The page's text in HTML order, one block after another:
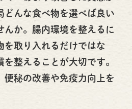
どんな食べ物を選べば良い
んか。腸内環境を整えるに
を取り入れるだけではな
を整えることが大切です。
便秘の改善や免疫力向上を